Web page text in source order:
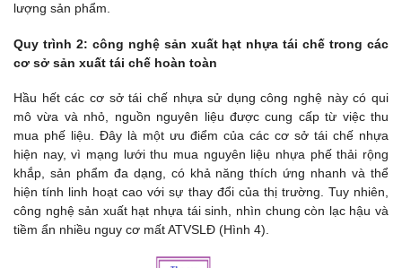
lượng sản phẩm.
Quy trình 2: công nghệ sản xuất hạt nhựa tái chế trong các
cơ sở sản xuất tái chế hoàn toàn
Hầu hết các cơ sở tái chế nhựa sử dụng công nghệ này có qui
mô vừa và nhỏ, nguồn nguyên liệu được cung cấp từ việc thu
mua phế liệu. Đây là một ưu điểm của các cơ sở tái chế nhựa
hiện nay, vì mạng lưới thu mua nguyên liệu nhựa phế thải rộng
khắp, sản phẩm đa dạng, có khả năng thích ứng nhanh và thể
hiện tính linh hoạt cao với sự thay đổi của thị trường. Tuy nhiên,
công nghệ sản xuất hạt nhựa tái sinh, nhìn chung còn lạc hậu và
tiềm ẩn nhiều nguy cơ mất ATVSLĐ (Hình 4).